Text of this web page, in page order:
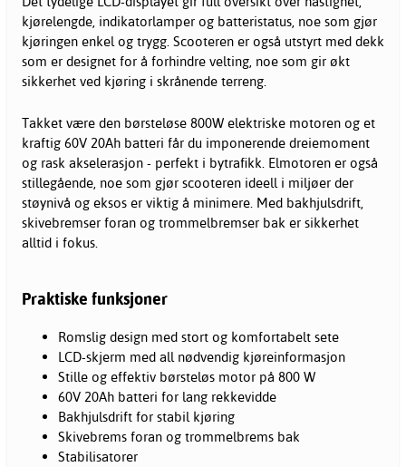
kjørelengde, indikatorlamper og batteristatus, noe som gjør
kjøringen enkel og trygg. Scooteren er også utstyrt med dekk
som er designet for å forhindre velting, noe som gir økt
sikkerhet ved kjøring i skrånende terreng.
Takket være den børsteløse 800W elektriske motoren og et
kraftig 60V 20Ah batteri får du imponerende dreiemoment
og rask akselerasjon - perfekt i bytrafikk. Elmotoren er også
stillegående, noe som gjør scooteren ideell i miljøer der
støynivå og eksos er viktig å minimere. Med bakhjulsdrift,
skivebremser foran og trommelbremser bak er sikkerhet
alltid i fokus.
Praktiske funksjoner
Romslig design med stort og komfortabelt sete
LCD-skjerm med all nødvendig kjøreinformasjon
Stille og effektiv børsteløs motor på 800 W
60V 20Ah batteri for lang rekkevidde
Bakhjulsdrift for stabil kjøring
Skivebrems foran og trommelbrems bak
Stabilisatorer